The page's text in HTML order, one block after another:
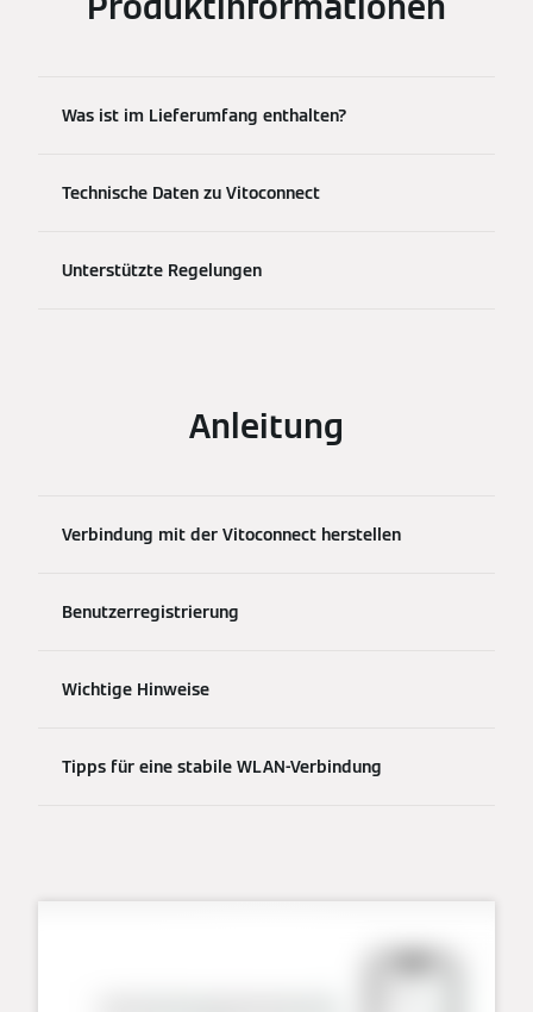
Was ist im Lieferumfang enthalten?
Technische Daten zu Vitoconnect
Unterstützte Regelungen
Anleitung
Verbindung mit der Vitoconnect herstellen
Benutzerregistrierung
Wichtige Hinweise
Tipps für eine stabile WLAN-Verbindung